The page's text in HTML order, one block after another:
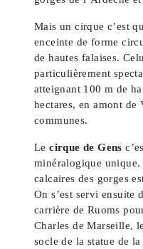
Mais un cirque c’est
enceinte de forme
de hautes falaises.
particulièrement
atteignant 100 m de
hectares, en amont de
communes.
Lecirque de Gens
minéralogique unique.
calcaires des gorges
On s’est servi ensuite
carrière de Ruoms
Charles de Marseille,
socle de la statue de